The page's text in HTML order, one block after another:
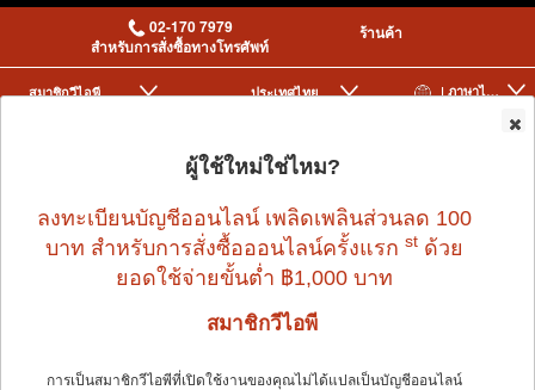
02-170 7979
สำหรับการสั่งซื้อทางโทรศัพท์
ร้านค้า
| ภาษาไทย
ประเทศไทย
สมาชิกวีไอพี
|
ผู้ใช้ใหม่ใช่ไหม?
ลงทะเบียนบัญชีออนไลน์ เพลิดเพลินส่วนลด 100
บาท สำหรับการสั่งซื้อออนไลน์ครั้งแรกst ด้วย
ยอดใช้จ่ายขั้นต่ำ ฿1,000 บาท
สมาชิกวีไอพี
การเป็นสมาชิกวีไอพีที่เปิดใช้งานของคุณไม่ได้แปลเป็นบัญชีออนไลน์